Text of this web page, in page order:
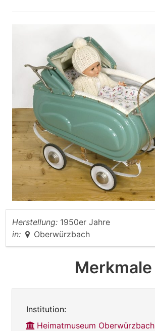
Herstellung: 1950er Jahre
in:
Oberwürzbach
Merkmale
Institution:
Heimatmuseum Oberwürzbach